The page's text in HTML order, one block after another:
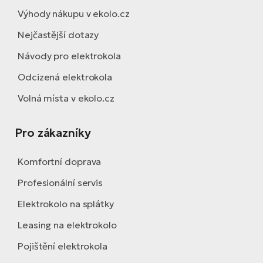
Výhody nákupu v ekolo.cz
Nejčastější dotazy
Návody pro elektrokola
Odcizená elektrokola
Volná místa v ekolo.cz
Pro zákazníky
Komfortní doprava
Profesionální servis
Elektrokolo na splátky
Leasing na elektrokolo
Pojištění elektrokola